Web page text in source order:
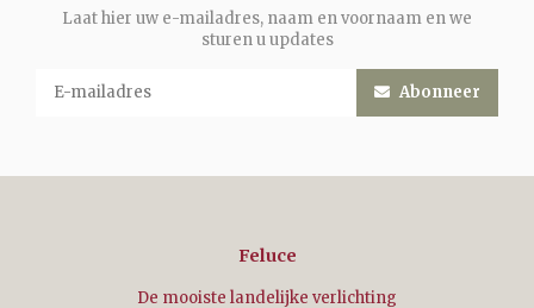
Laat hier uw e-mailadres, naam en voornaam en we
sturen u updates
Abonneer
Feluce
De mooiste landelijke verlichting